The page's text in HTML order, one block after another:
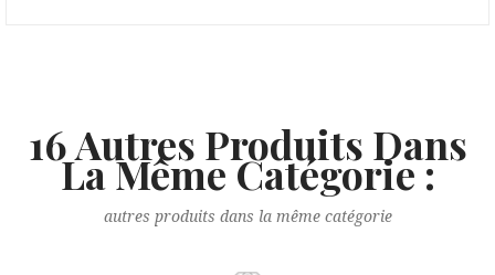
16 Autres Produits Dans
La Même Catégorie :
autres produits dans la même catégorie